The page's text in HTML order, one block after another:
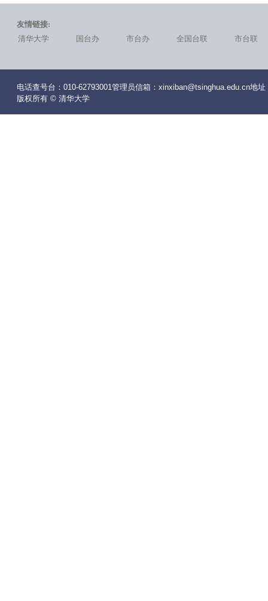
友情链接:
清华大学
国台办 市台办 全国台联 市台联
电话查号台：010-62793001管理员信箱：xinxiban@tsinghua.edu.cn地
版权所有 © 清华大学